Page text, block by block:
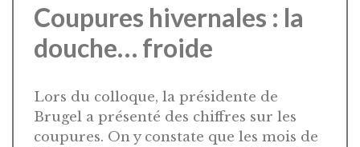
Coupures hivernales : la
douche… froide
Lors du colloque, la présidente de
Brugel a présenté des chiffres sur les
coupures. On y constate que les mois de